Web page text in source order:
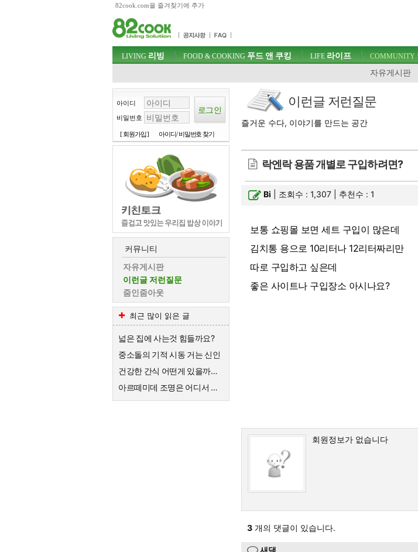
82cook.com을 즐겨찾기에 추가
주메뉴 바로가기
컨텐츠 바로가기
검색 바로가기
로그인 바로가기
주메뉴
LIVING 리빙 FOOD & COOKING 푸드 앤 쿠킹 LIFE 라이프 COMMUNITY
자유게시판
아이디
비밀번호
[ 회원가입 ] 아이디/ 비밀번호 찾기
커뮤니티
자유게시판
이런글 저런질문
줌인줌아웃
최근 많이 읽은 글
넓은 집에 사는것 힘들까요?
중소돌의 기적 시동 거는 신인
건강한 간식 어떤게 있을까요?
아르떼미데 조명은 어디서 수리가 가능할까요?
이런글 저런질문
즐거운 수다, 이야기를 만드는 공간
락엔락 용품 개별로 구입하려면?
Bi | 조회수 : 1,307 | 추천수 :1
보통 쇼핑몰 보면 세트 구입이 많은데
김치통 용으로 10리터나 12리터짜리만
따로 구입하고 싶은데
좋은 사이트나 구입장소 아시나요?
회원정보가 없습니다
3 개의 댓글이 있습니다.
새댁